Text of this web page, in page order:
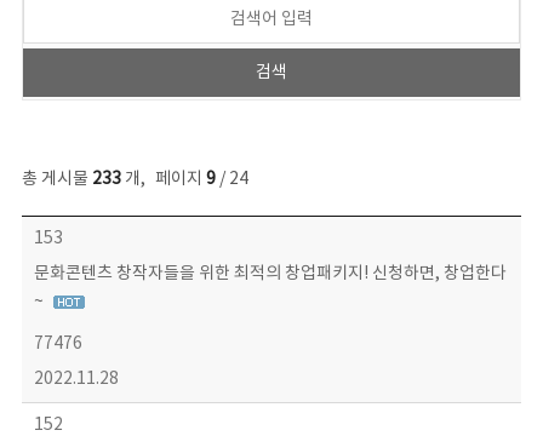
총 게시물 233개, 페이지 9/ 24
보도자료 목록 - 번호, 제목, 작성자, 파일, 조회수, 작성일 정보 제공
153
문화콘텐츠 창작자들을 위한 최적의 창업패키지! 신청하면, 창업한다
~
77476
2022.11.28
152